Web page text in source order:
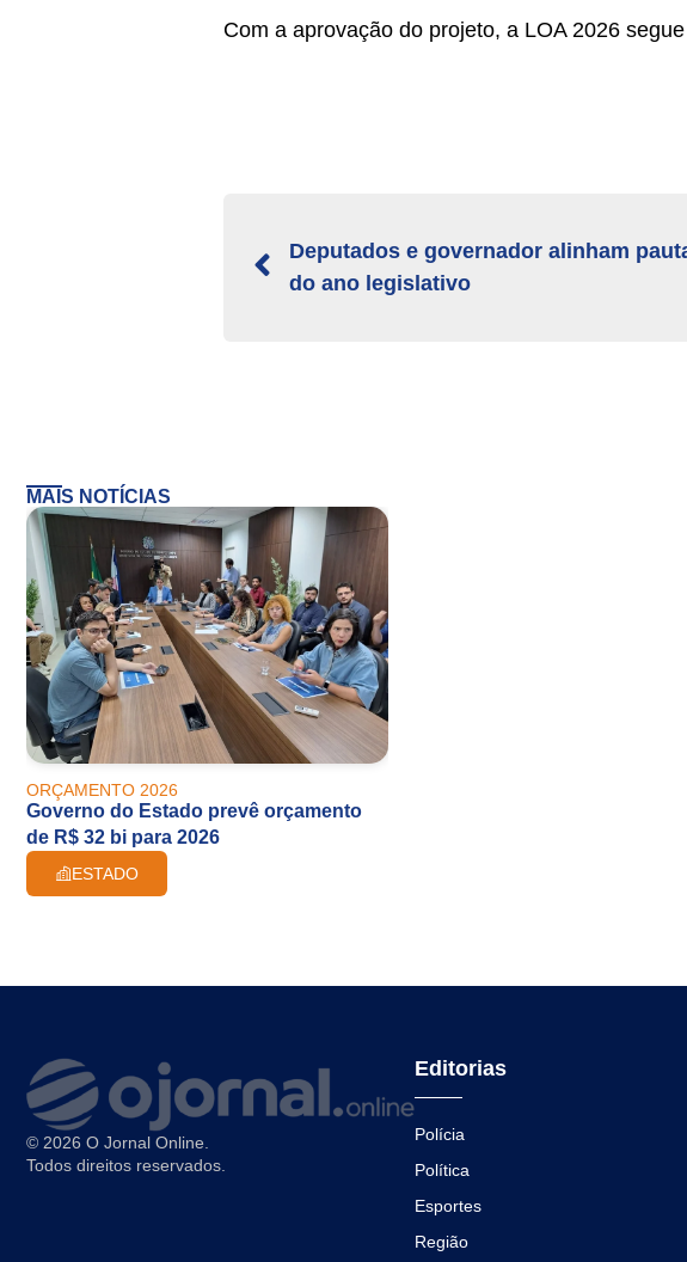
Com a aprovação do projeto, a LOA 2026
Deputados e governador alinham
do ano legislativo
MAIS NOTÍCIAS
ORÇAMENTO 2026
Governo do Estado prevê orçamento
de R$ 32 bi para 2026
ESTADO
© 2026 O Jornal Online.
Todos direitos reservados.
Editorias
Polícia
Política
Esportes
Região